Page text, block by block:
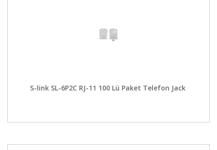
S-link SL-6P2C RJ-11 100 Lü Paket Telefon Jack